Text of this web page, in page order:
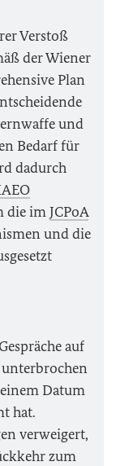
Verstoß
der Wiener
Plan
und
Bedarf für
dadurch
die imJCPoA
und die
auf
unterbrochen
Datum
hat.
verweigert,
zum